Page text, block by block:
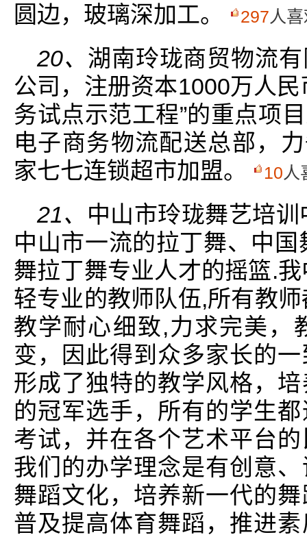
圆边，玻璃深加工。
297人
20、 湖南玲珑商贸物流
公司，注册资本1000万人
务试点示范工程”的重点项
电子商务物流配送总部，
家七七连锁超市加盟。
10人
21、 中山市玲珑舞艺培
中山市一流的拉丁舞、中
舞拉丁舞专业人才的摇篮.
轻专业的教师队伍,所有教
教学耐心细致,力求完美，
变，因此得到众多家长的
形成了独特的教学风格，
的冠军选手，所有的学生
考试，并在各个艺术平台
我们的办学理念是有创意
舞蹈文化，培养新一代的
普及提高体育舞蹈，推进